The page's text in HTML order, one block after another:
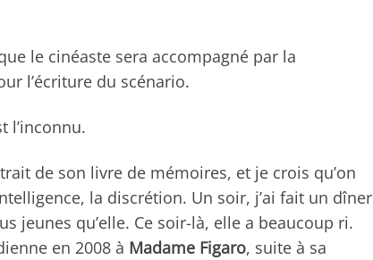
le cinéaste sera accompagné par la
l’écriture du scénario.
l’inconnu.
de son livre de mémoires, et je crois qu’on
la discrétion. Un soir, j’ai fait un dîner
jeunes qu’elle. Ce soir-là, elle a beaucoup ri.
en 2008 à Madame Figaro, suite à sa